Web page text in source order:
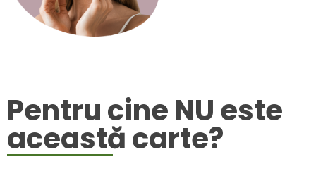
Pentru cine NU este
această carte?